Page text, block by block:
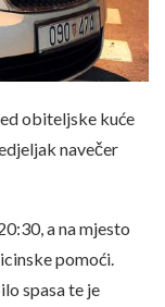
obiteljske kuće
navečer
a na mjesto
pomoći.
spasa te je